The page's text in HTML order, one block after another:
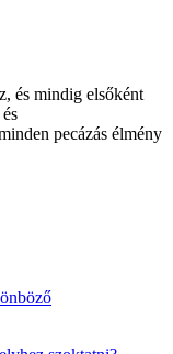
és mindig elsőként
pecázás élmény